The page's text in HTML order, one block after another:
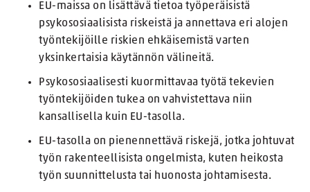
EU-maissa on lisättävä tietoa työperäisistä
psykososiaalisista riskeistä ja annettava eri alojen
työntekijöille riskien ehkäisemistä varten
yksinkertaisia käytännön välineitä.
Psykososiaalisesti kuormittavaa työtä tekevien
työntekijöiden tukea on vahvistettava niin
kansallisella kuin EU-tasolla.
EU-tasolla on pienennettävä riskejä, jotka johtuvat
työn rakenteellisista ongelmista, kuten heikosta
työn suunnittelusta tai huonosta johtamisesta.